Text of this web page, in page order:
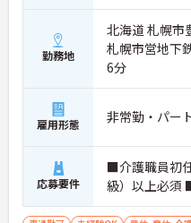
勤務地
北海道 札幌市
札幌市営地下
6分
雇用形態 非常勤・パー
応募要件
■介護職員初
級）以上必須